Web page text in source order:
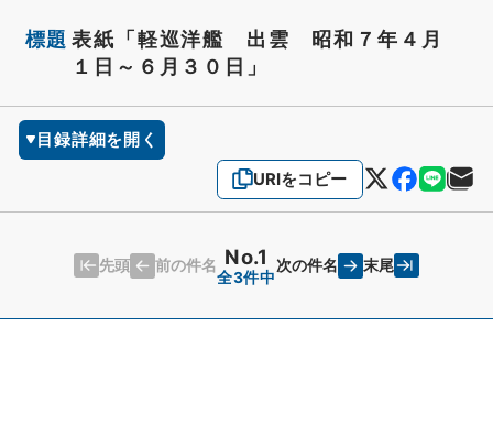
標題 表紙「軽巡洋艦 出雲 昭和７年４月
１日～６月３０日」
目録詳細を開く
URIをコピー
先頭 前の件名 No.1
全3件中
次の件名 末尾